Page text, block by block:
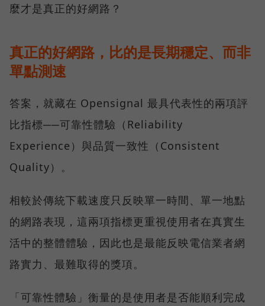
麼才是真正的好網路？
真正的好網路，比的是長期穩定、而非
單點測速
答案，就藏在 Opensignal 最具代表性的兩項評
比指標──可靠性體驗（Reliability
Experience）與品質一致性（Consistent
Quality）。
相較於傳統下載速度只反映單一時間、單一地點
的網路表現，這兩項指標更重視使用者在真實生
活中的整體體驗，因此也是最能反映電信業者網
路實力、最難取得的獎項。
「可靠性體驗」衡量的是使用者是否能順利完成